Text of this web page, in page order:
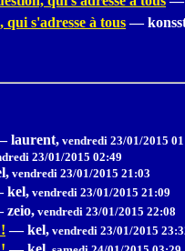
s'adresse à tous —
laurent, vendredi 23/01/2015
23/01/2015 02:49
vendredi 23/01/2015 21:03
kel, vendredi 23/01/2015 21:09
zeio, vendredi 23/01/2015 22:08
— kel, vendredi 23/01/2015